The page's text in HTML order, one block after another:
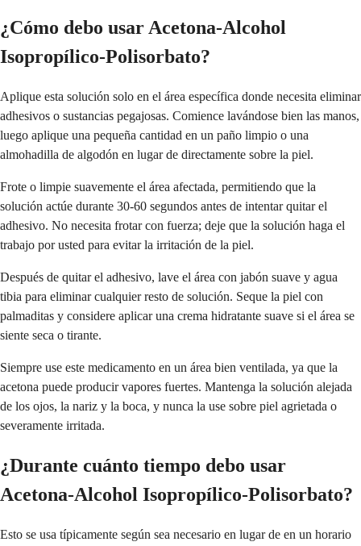
¿Cómo debo usar Acetona-Alcohol
Isopropílico-Polisorbato?
Aplique esta solución solo en el área específica donde necesita eliminar
adhesivos o sustancias pegajosas. Comience lavándose bien las manos,
luego aplique una pequeña cantidad en un paño limpio o una
almohadilla de algodón en lugar de directamente sobre la piel.
Frote o limpie suavemente el área afectada, permitiendo que la
solución actúe durante 30-60 segundos antes de intentar quitar el
adhesivo. No necesita frotar con fuerza; deje que la solución haga el
trabajo por usted para evitar la irritación de la piel.
Después de quitar el adhesivo, lave el área con jabón suave y agua
tibia para eliminar cualquier resto de solución. Seque la piel con
palmaditas y considere aplicar una crema hidratante suave si el área se
siente seca o tirante.
Siempre use este medicamento en un área bien ventilada, ya que la
acetona puede producir vapores fuertes. Mantenga la solución alejada
de los ojos, la nariz y la boca, y nunca la use sobre piel agrietada o
severamente irritada.
¿Durante cuánto tiempo debo usar
Acetona-Alcohol Isopropílico-Polisorbato?
Esto se usa típicamente según sea necesario en lugar de en un horario